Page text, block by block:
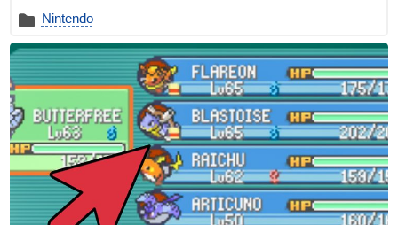
Nintendo